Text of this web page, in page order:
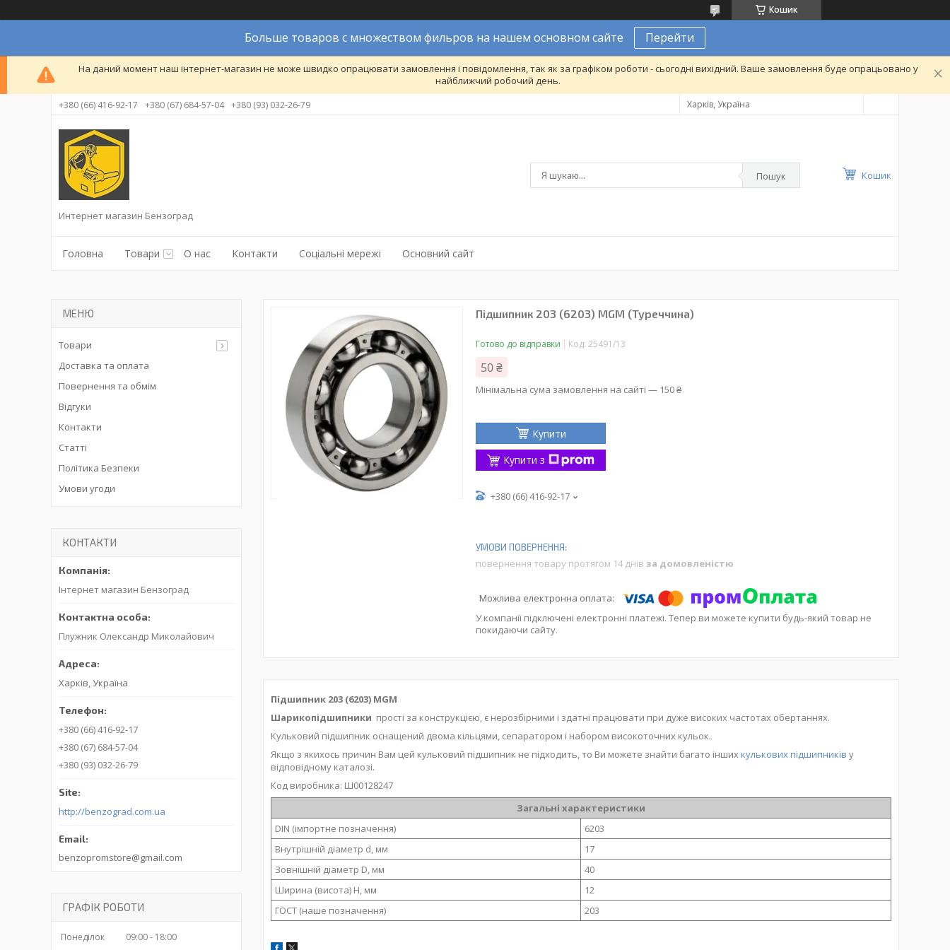
Кошик
Больше товаров с множеством фильров на нашем основном сайте Перейти
На даний момент наш інтернет-магазин не може швидко опрацювати замовлення і повідомлення, так як за графіком роботи - сьогодні вихідний. Ваше замовлення буде опрацьовано у
найближчий робочий день.
+380 (66) 416-92-17 +380 (67) 684-57-04 +380 (93) 032-26-79 Харків, Україна
Интернет магазин Бензоград
Пошук Кошик
Головна Товари О нас Контакти Соціальні мережі Основний сайт
Підшипник 203 (6203) MGM (Туреччина)
Готово до відправки Код: 25491/13
50 ₴
Мінімальна сума замовлення на сайті — 150 ₴
Купити
Купити з
+380 (66) 416-92-17
повернення товару протягом 14 днів за домовленістю
У компанії підключені електронні платежі. Тепер ви можете купити будь-який товар не
покидаючи сайту.
Підшипник 203 (6203) MGM
Шарикопідшипники прості за конструкцією, є нерозбірними і здатні працювати при дуже високих частотах обертаннях.
Кульковий підшипник оснащений двома кільцями, сепаратором і набором високоточних кульок.
Якщо з якихось причин Вам цей кульковий підшипник не підходить, то Ви можете знайти багато іншихкулькових підшипників у
відповідному каталозі.
Код виробника: Ш00128247
Загальні характеристики
DIN (імпортне позначення)
6203
Внутрішній діаметр d, мм
17
Зовнішній діаметр D, мм
40
Ширина (висота) H, мм
12
ГОСТ (наше позначення)
203
Товари
Доставка та оплата
Повернення та обмім
Відгуки
Контакти
Статті
Політика Безпеки
Умови угоди
КОНТАКТИ
Інтернет магазин Бензоград
Плужник Олександр Миколайович
Харків, Україна
+380 (66) 416-92-17
+380 (67) 684-57-04
+380 (93) 032-26-79
http://benzograd.com.ua
benzopromstore@gmail.com
ГРАФІК РОБОТИ
Понеділок 09:00
18:00